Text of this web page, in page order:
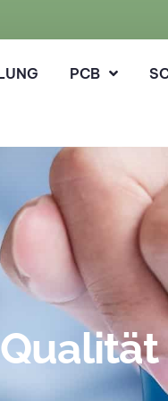
PCB